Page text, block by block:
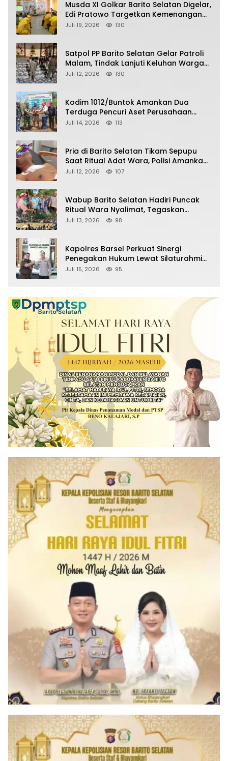
Musda XI Golkar Barito Selatan Digelar,
Edi Pratowo Targetkan Kemenangan
Partai pada Pemilu Mendatang
Juli 19, 2026 130
Satpol PP Barito Selatan Gelar Patroli
Malam, Tindak Lanjuti Keluhan Warga
soal Balap Liar dan Remaja Nongkrong
Juli 12, 2026 130
Kodim 1012/Buntok Amankan Dua
Terduga Pencuri Aset Perusahaan
Sitaan Satgas PKH, Satu Paket Diduga
Juli 14, 2026 113
Pria di Barito Selatan Tikam Sepupu
Saat Ritual Adat Wara, Polisi Amankan
Pelaku
Juli 12, 2026 107
Wabup Barito Selatan Hadiri Puncak
Ritual Wara Nyalimat, Tegaskan
Komitmen Lestarikan Budaya Dayak
Juli 13, 2026 98
Kapolres Barsel Perkuat Sinergi
Penegakan Hukum Lewat Silaturahmi
dengan Kajari Barito Selatan
Juli 15, 2026 95